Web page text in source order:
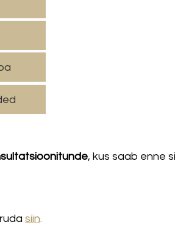
, kus saab enne
siin.